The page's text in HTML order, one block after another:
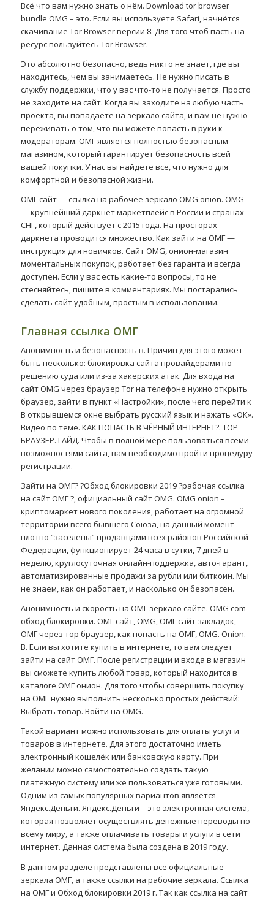
Всё что вам нужно знать о нём. Download tor browser
bundle OMG – это. Если вы используете Safari, начнётся
скачивание Tor Browser версии 8. Для того чтоб пасть на
ресурс пользуйтесь Tor Browser.
Это абсолютно безопасно, ведь никто не знает, где вы
находитесь, чем вы занимаетесь. Не нужно писать в
службу поддержки, что у вас что-то не получается. Просто
не заходите на сайт. Когда вы заходите на любую часть
проекта, вы попадаете на зеркало сайта, и вам не нужно
переживать о том, что вы можете попасть в руки к
модераторам. ОМГ является полностью безопасным
магазином, который гарантирует безопасность всей
вашей покупки. У нас вы найдете все, что нужно для
комфортной и безопасной жизни.
ОМГ сайт — ссылка на рабочее зеркало OMG onion. OMG
— крупнейший даркнет маркетплейс в России и странах
СНГ, который действует с 2015 года. На просторах
даркнета проводится множество. Как зайти на ОМГ —
инструкция для новичков. Сайт OMG, онион-магазин
моментальных покупок, работает без гаранта и всегда
доступен. Если у вас есть какие-то вопросы, то не
стесняйтесь, пишите в комментариях. Мы постарались
сделать сайт удобным, простым в использовании.
Главная ссылка ОМГ
Анонимность и безопасность в. Причин для этого может
быть несколько: блокировка сайта провайдерами по
решению суда или из-за хакерских атак. Для входа на
сайт OMG через браузер Tor на телефоне нужно открыть
браузер, зайти в пункт «Настройки», после чего перейти к
В открывшемся окне выбрать русский язык и нажать «ОК».
Видео по теме. КАК ПОПАСТЬ В ЧЁРНЫЙ ИНТЕРНЕТ?. ТОР
БРАУЗЕР. ГАЙД. Чтобы в полной мере пользоваться всеми
возможностями сайта, вам необходимо пройти процедуру
регистрации.
Зайти на ОМГ? ?Обход блокировки 2019 ?рабочая ссылка
на сайт ОМГ ?, официальный сайт OMG. OMG onion –
криптомаркет нового поколения, работает на огромной
территории всего бывшего Союза, на данный момент
плотно “заселены” продавцами всех районов Российской
Федерации, функционирует 24 часа в сутки, 7 дней в
неделю, круглосуточная онлайн-поддержка, авто-гарант,
автоматизированные продажи за рубли или биткоин. Мы
не знаем, как он работает, и насколько он безопасен.
Анонимность и скорость на ОМГ зеркало сайте. OMG com
обход блокировки. ОМГ сайт, OMG, ОМГ сайт закладок,
ОМГ через тор браузер, как попасть на ОМГ, OMG. Onion.
В. Если вы хотите купить в интернете, то вам следует
зайти на сайт ОМГ. После регистрации и входа в магазин
вы сможете купить любой товар, который находится в
каталоге ОМГ онион. Для того чтобы совершить покупку
на ОМГ нужно выполнить несколько простых действий:
Выбрать товар. Войти на OMG.
Такой вариант можно использовать для оплаты услуг и
товаров в интернете. Для этого достаточно иметь
электронный кошелёк или банковскую карту. При
желании можно самостоятельно создать такую
платёжную систему или же пользоваться уже готовыми.
Одним из самых популярных вариантов является
Яндекс.Деньги. Яндекс.Деньги – это электронная система,
которая позволяет осуществлять денежные переводы по
всему миру, а также оплачивать товары и услуги в сети
интернет. Данная система была создана в 2019 году.
В данном разделе представлены все официальные
зеркала ОМГ, а также ссылки на рабочие зеркала. Ссылка
на ОМГ и Обход блокировки 2019 г. Так как ссылка на сайт